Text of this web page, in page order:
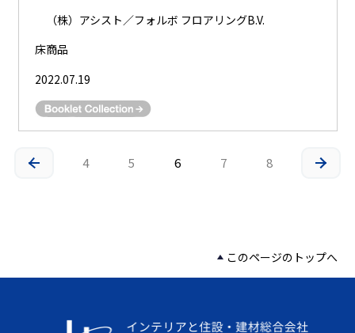
（株）アシスト／フォルボ フロアリングB.V.
床商品
2022.07.19
4 5 6 7 8
このページのトップへ